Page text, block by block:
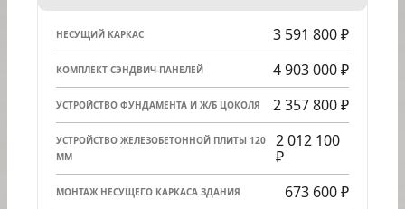
НЕСУЩИЙ КАРКАС 3 591 800 ₽
КОМПЛЕКТ СЭНДВИЧ-ПАНЕЛЕЙ 4 903 000 ₽
УСТРОЙСТВО ФУНДАМЕНТА И Ж/Б ЦОКОЛЯ 2 357 800 ₽
УСТРОЙСТВО ЖЕЛЕЗОБЕТОННОЙ ПЛИТЫ 120
ММ
2 012 100
₽
МОНТАЖ НЕСУЩЕГО КАРКАСА ЗДАНИЯ 673 600 ₽